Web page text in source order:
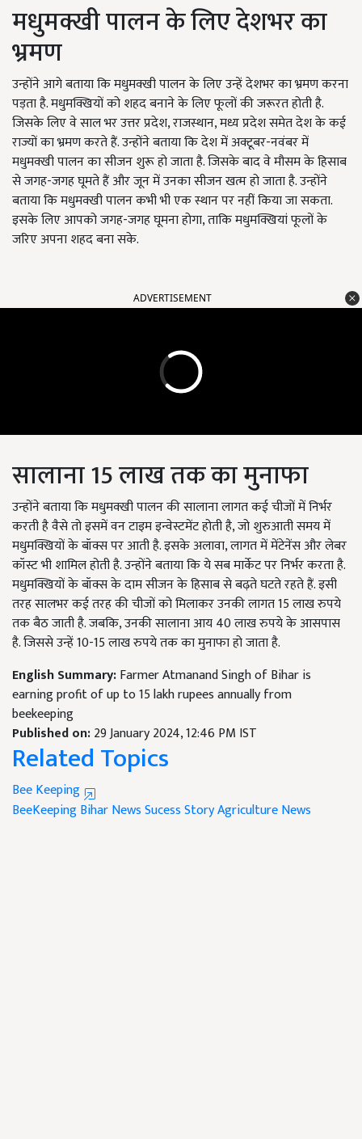
मधुमक्खी पालन के लिए देशभर का
भ्रमण
उन्होंने आगे बताया कि मधुमक्खी पालन के लिए उन्हें देशभर का भ्रमण करना
पड़ता है. मधुमक्खियों को शहद बनाने के लिए फूलों की जरूरत होती है.
जिसके लिए वे साल भर उत्तर प्रदेश, राजस्थान, मध्य प्रदेश समेत देश के कई
राज्यों का भ्रमण करते हैं. उन्होंने बताया कि देश में अक्टूबर-नवंबर में
मधुमक्खी पालन का सीजन शुरू हो जाता है. जिसके बाद वे मौसम के हिसाब
से जगह-जगह घूमते हैं और जून में उनका सीजन खत्म हो जाता है. उन्होंने
बताया कि मधुमक्खी पालन कभी भी एक स्थान पर नहीं किया जा सकता.
इसके लिए आपको जगह-जगह घूमना होगा, ताकि मधुमक्खियां फूलों के
जरिए अपना शहद बना सके.
ADVERTISEMENT
सालाना 15 लाख तक का मुनाफा
उन्होंने बताया कि मधुमक्खी पालन की सालाना लागत कई चीजों में निर्भर
करती है वैसे तो इसमें वन टाइम इन्वेस्टमेंट होती है, जो शुरुआती समय में
मधुमक्खियों के बॉक्स पर आती है. इसके अलावा, लागत में मेंटेनेंस और लेबर
कॉस्ट भी शामिल होती है. उन्होंने बताया कि ये सब मार्केट पर निर्भर करता है.
मधुमक्खियों के बॉक्स के दाम सीजन के हिसाब से बढ़ते घटते रहते हैं. इसी
तरह सालभर कई तरह की चीजों को मिलाकर उनकी लागत 15 लाख रुपये
तक बैठ जाती है. जबकि, उनकी सालाना आय 40 लाख रुपये के आसपास
है. जिससे उन्हें 10-15 लाख रुपये तक का मुनाफा हो जाता है.
English Summary:Farmer Atmanand Singh of Bihar is
earning profit of up to 15 lakh rupees annually from
beekeeping
Published on:29 January 2024, 12:46 PM IST
Related Topics
Bee Keeping
BeeKeepingBihar NewsSucess StoryAgriculture News